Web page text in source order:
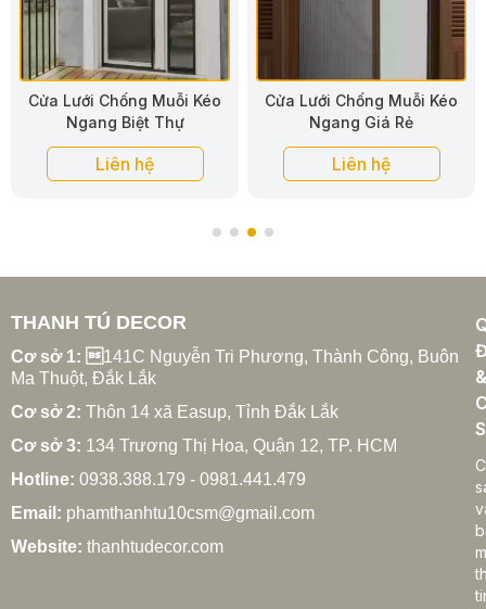
Cửa Lưới Chống Muỗi Kéo
Ngang Giá Rẻ
Liên hệ
Cửa Lưới Chống Muỗi Kéo
Ngang Cho Ban Công
Liên hệ
THANH TÚ DECOR
Cơ sở 1: 141C Nguyễn Tri Phương, Thành Công, Buôn
Ma Thuột, Đắk Lắk
Cơ sở 2: Thôn 14 xã Easup, Tỉnh Đắk Lắk
Cơ sở 3: 134 Trương Thị Hoa, Quận 12, TP. HCM
Hotline: 0938.388.179 - 0981.441.479
Email: phamthanhtu10csm@gmail.com
Website: thanhtudecor.com
&